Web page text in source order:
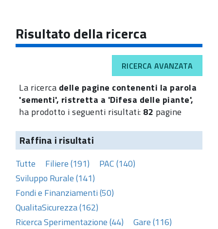
navigazione
Risultato della ricerca
RICERCA AVANZATA
La ricerca delle pagine contenenti la parola
'sementi', ristretta a 'Difesa delle piante',
ha prodotto i seguenti risultati: 82 pagine
Raffina i risultati
Tutte Filiere (191)
PAC (140)
Sviluppo Rurale (141)
Fondi e Finanziamenti (50)
QualitaSicurezza (162)
Ricerca Sperimentazione (44)
Gare (116)